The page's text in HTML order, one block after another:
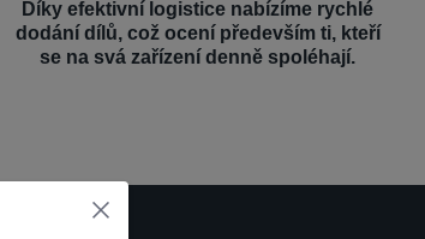
Díky efektivní logistice nabízíme rychlé
dodání dílů, což ocení především ti, kteří
se na svá zařízení denně spoléhají.